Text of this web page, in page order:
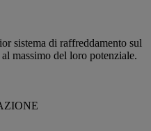
sistema di raffreddamento sul
massimo del loro potenziale.